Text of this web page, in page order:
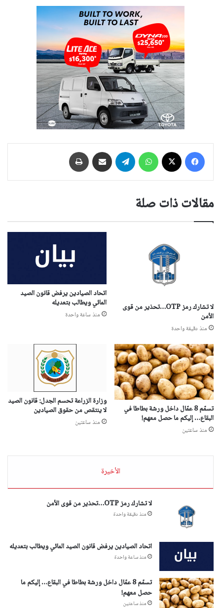
فيسبوك واتساب تيلقرام مشاركة عبر البريد
مقالات ذات صلة
لا تشارك رمز OTP…تحذير من قوى
الأمن
منذ دقيقة واحدة
اتحاد الصيادين يرفض قانون الصيد
المائي ويطالب بتعديله
منذ ساعة واحدة
تسمّم 8 عمّال داخل ورشة بطاطا في
البقاع… إليكم ما حصل معهم!
منذ ساعتين
وزارة الزراعة تحسم الجدل: قانون الصيد
لا ينتقص من حقوق الصيادين
منذ ساعتين
الأخيرة
لا تشارك رمز OTP…تحذير من قوى الأمن
منذ دقيقة واحدة
اتحاد الصيادين يرفض قانون الصيد المائي ويطالب بتعديله
منذ ساعة واحدة
تسمّم 8 عمّال داخل ورشة بطاطا في البقاع… إليكم ما
حصل معهم!
منذ ساعتين